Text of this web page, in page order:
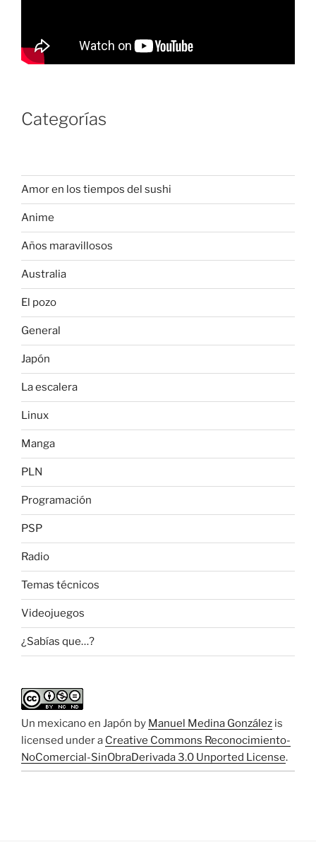
Categorías
Amor en los tiempos del sushi
Anime
Años maravillosos
Australia
El pozo
General
Japón
La escalera
Linux
Manga
PLN
Programación
PSP
Radio
Temas técnicos
Videojuegos
¿Sabías que…?
Un mexicano en Japón by Manuel Medina González is
licensed under a Creative Commons Reconocimiento-
NoComercial-SinObraDerivada 3.0 Unported License.